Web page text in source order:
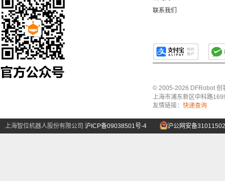
联系我们
© 2005-2026 DFRobot 创
上海市浦东新区中科路
友情链接： 快递查询
上海智位机器人股份有限公司 沪ICP备09038501号-4 沪公网安备